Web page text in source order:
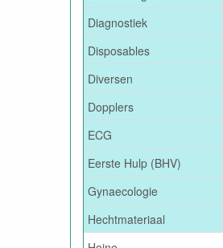
Diagnostiek
Disposables
Diversen
Dopplers
ECG
Eerste Hulp (BHV)
Gynaecologie
Hechtmateriaal